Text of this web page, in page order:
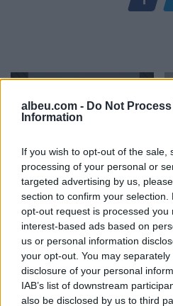
albeu.com - Do Not
Information
If you wish to opt-out of the sale,
processing of your personal or
targeted advertising by us,
section to confirm your
opt-out request is processed you
interest-based ads based on
us or personal information
your opt-out. You may
disclosure of your personal
IAB’s list of downstream
also be disclosed by us to third
Video/ Tragjedi në Ceuta, i
riu që po tentonte të
kalonte ilegalisht nga
Maroku me parashutë bie
në det dhe vdes